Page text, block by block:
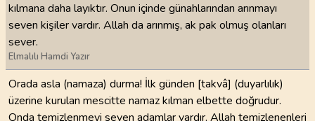
kılmana daha layıktır. Onun içinde günahlarından arınmayı
seven kişiler vardır. Allah da arınmış, ak pak olmuş olanları
sever.
Elmalılı Hamdi Yazır
Orada asla (namaza) durma! İlk günden [takvâ] (duyarlılık)
üzerine kurulan mescitte namaz kılman elbette doğrudur.
Onda temizlenmeyi seven adamlar vardır. Allah temizlenenleri